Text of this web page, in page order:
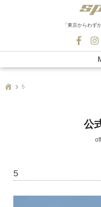
「東京からわず
5
公
5